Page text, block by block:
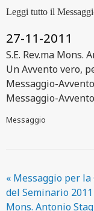
Leggi tutto il
27-11-2011
S.E. Rev.ma Mons.
Un Avvento vero,
Messaggio-
Messaggio-
Messaggio
« Messaggio per
del Seminario 2011
Mons. Antonio